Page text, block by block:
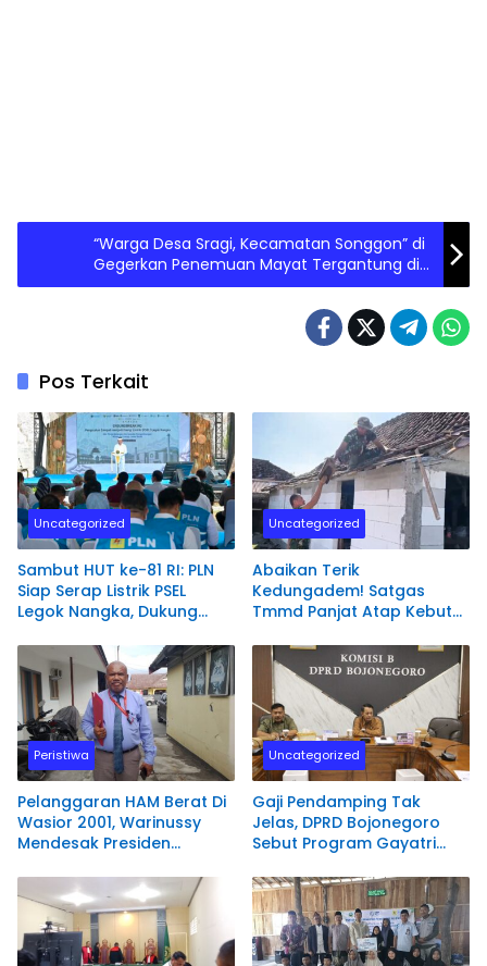
“Warga Desa Sragi, Kecamatan Songgon” di
Gegerkan Penemuan Mayat Tergantung di
Dalam Kamarnya
Pos Terkait
Uncategorized
Sambut HUT ke-81 RI: PLN
Siap Serap Listrik PSEL
Legok Nangka, Dukung
Berkelanjutan di Jawa
Barat
Uncategorized
Abaikan Terik
Kedungadem! Satgas
Tmmd Panjat Atap Kebut
Samijan di Desa Kesongo
Peristiwa
Pelanggaran HAM Berat Di
Wasior 2001, Warinussy
Mendesak Presiden
RI Bentuk Tim Penyelidikan.
Uncategorized
Gaji Pendamping Tak
Jelas, DPRD Bojonegoro
Sebut Program Gayatri
Penyelewengan